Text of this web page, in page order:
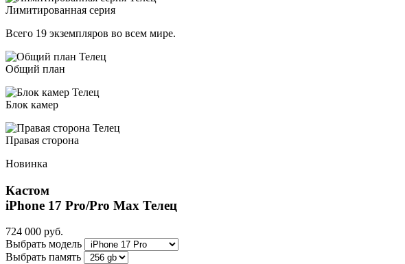
Лимитированная серия
Всего 19 экземпляров во всем мире.
Общий план
Блок камер
Правая сторона
Новинка
Кастом
iPhone 17 Pro/Pro Max Телец
724 000 руб.
Выбрать модель
Выбрать память